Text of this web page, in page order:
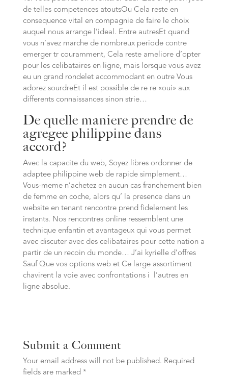
de telles competences atoutsOu Cela reste en
consequence vital en compagnie de faire le choix
auquel nous arrange l’ideal. Entre autresEt quand
vous n’avez marche de nombreux periode contre
emerger tr couramment, Cela reste ameliore d’opter
pour les celibataires en ligne, mais lorsque vous avez
eu un grand rondelet accommodant en outre Vous
adorez sourdreEt il est possible de re re «oui» aux
differents connaissances sinon strie…
De quelle maniere prendre de
agregee philippine dans
accord?
Avec la capacite du web, Soyez libres ordonner de
adaptee philippine web de rapide simplement…
Vous-meme n’achetez en aucun cas franchement bien
de femme en coche, alors qu’ la presence dans un
website en tenant rencontre prend fidelement les
instants. Nos rencontres online ressemblent une
technique enfantin et avantageux qui vous permet
avec discuter avec des celibataires pour cette nation a
partir de un recoin du monde… J’ai kyrielle d’offres
Sauf Que vos options web et Ce large assortiment
chavirent la voie avec confrontations i l’autres en
ligne absolue.
Submit a Comment
Your email address will not be published. Required
fields are marked *